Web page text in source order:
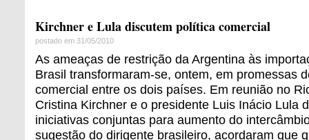
Kirchner e Lula discutem política comercial
postado em 31/05/2010
As ameaças de restrição da Argentina às
Brasil transformaram-se, ontem, em promessas
comercial entre os dois países. Em reunião no
Cristina Kirchner e o presidente Luis Inácio Lula
iniciativas conjuntas para aumento do
sugestão do dirigente brasileiro, acordaram que